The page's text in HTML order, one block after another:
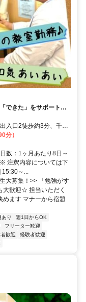
できた」をサポートす
入口2徒歩約3分、千葉
13分、千葉都市モノレ
駅より徒歩3分
分）
数：1ヶ月あたり8日～
注釈内容については下
15:30～...
大募集！>> 「勉強がす
大歓迎☆ 担当いただく
めます マナーから宿題
り
週1日からOK
フリーター歓迎
歓迎
経験者歓迎